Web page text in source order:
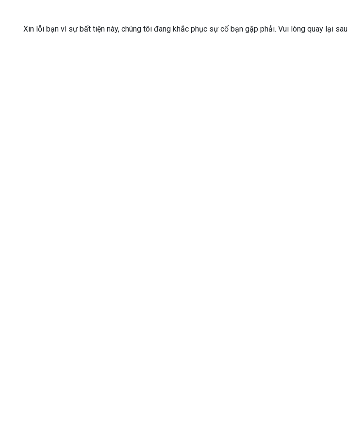
Xin lỗi bạn vì sự bất tiện này, chúng tôi đang khắc phục sự cố bạn gặp phải. Vui lòng quay lại sau